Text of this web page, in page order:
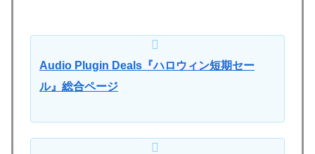
Audio Plugin Deals『ハロウィン短期セー
ル』総合ページ